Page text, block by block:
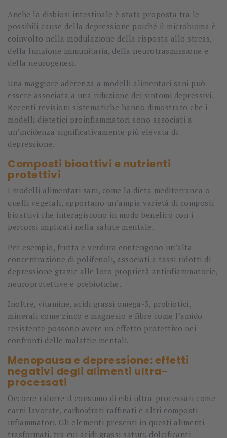
Anche la disbiosi intestinale è stata proposta tra le
possibili cause della depressione poiché il microbioma è
coinvolto nella modulazione della risposta allo stress,
della funzione immunitaria, della neurotrasmissione e
della neurogenesi.
Una maggiore aderenza a modelli alimentari sani può
essere associata a una riduzione dei sintomi depressivi.
Recenti revisioni sistematiche hanno dimostrato che i
modelli dietetici proinfiammatori sono associati a
un’incidenza significativamente più elevata di
depressione.
Composti bioattivi e nutrienti
protettivi
I modelli alimentari sani, come la dieta mediterranea o
quelli vegetali, apportano un’ampia varietà di composti
bioattivi che interagiscono in modo benefico con i
percorsi implicati nella salute mentale.
Per esempio, frutta e verdura contengono un’alta
concentrazione di polifenoli, associati a tassi ridotti di
depressione grazie alle loro proprietà antinfiammatorie,
neuroprotettive e prebiotiche.
Inoltre, vitamine, acidi grassi omega-3, probiotici,
minerali come zinco e magnesio e fibre come l’amido
resistente possono avere un effetto protettivo nei
confronti delle malattie mentali.
Menopausa e depressione: effetti
negativi degli alimenti ultra-
processati
Occorre ridurre il consumo di cibi ultra-processati come
carni lavorate, carboidrati raffinati e altri composti
infiammatori. Gli elementi presenti in questi alimenti
trasformati, tra cui acidi grassi saturi, dolcificanti